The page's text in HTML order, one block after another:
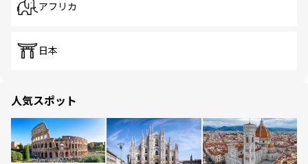
アフリカ
日本
人気スポット